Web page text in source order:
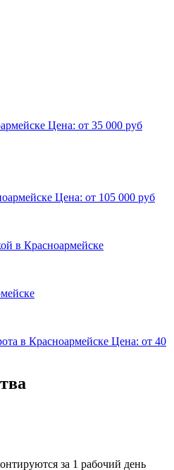
Цена: от 35 000 руб
Цена: от 105 000 руб
в Красноармейске
в Красноармейске Цена: от 40